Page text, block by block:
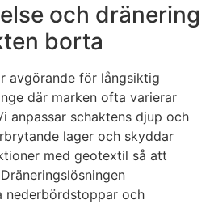
och dränering
borta
avgörande för långsiktig
där marken ofta varierar
anpassar schaktens djup och
lager och skyddar
med geotextil så att
nederbördstoppar och